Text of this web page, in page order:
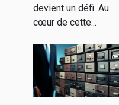
devient un défi. Au
cœur de cette...